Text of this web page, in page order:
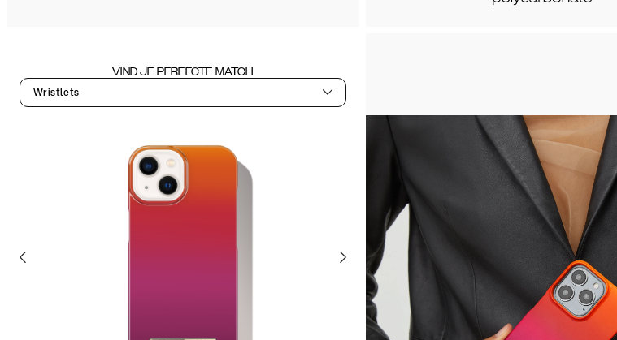
VIND JE PERFECTE MATCH
Wristlets